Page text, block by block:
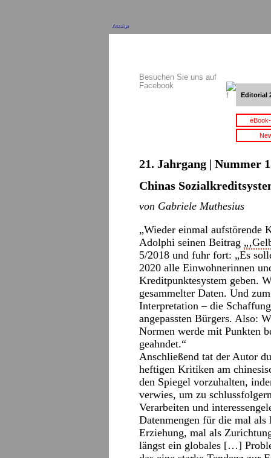
Anzeige
Besuchen Sie uns auf
Facebook
Editorial
21. Jahrgang | Nummer
Chinas
von Gabriele Muthesius
„Wieder einmal aufstörende
Adolphi seinen Beitrag
5/2018 und fuhr fort: „Es
2020 alle Einwohnerinnen
Kreditpunktesystem geben.
gesammelter Daten. Und
Interpretation – die
angepassten Bürgers. Also:
Normen werde mit Punkten
geahndet.“
Anschließend tat der Autor
heftigen Kritiken am
den Spiegel vorzuhalten,
verwies, um zu
Verarbeiten und
Datenmengen für die mal
Erziehung, mal als
längst ein globales […]